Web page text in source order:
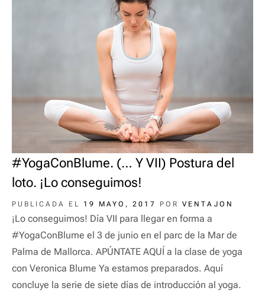
#YogaConBlume. (… Y VII) Postura del
loto. ¡Lo conseguimos!
PUBLICADA EL 19 MAYO, 2017 POR VENTAJON
¡Lo conseguimos! Día VII para llegar en forma a
#YogaConBlume el 3 de junio en el parc de la Mar de
Palma de Mallorca. APÚNTATE AQUÍ a la clase de yoga
con Veronica Blume Ya estamos preparados. Aquí
concluye la serie de siete días de introducción al yoga.